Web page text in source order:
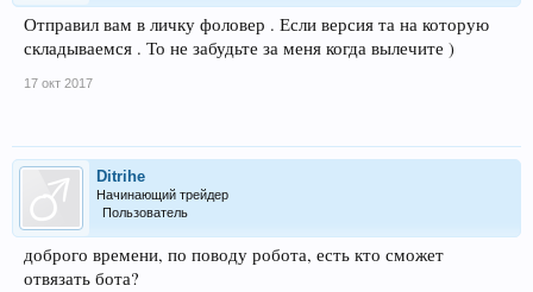
Отправил вам в личку фоловер . Если версия та на которую
складываемся . То не забудьте за меня когда вылечите )
17 окт 2017
Ditrihe
Начинающий трейдер
Пользователь
доброго времени, по поводу робота, есть кто сможет
отвязать бота?